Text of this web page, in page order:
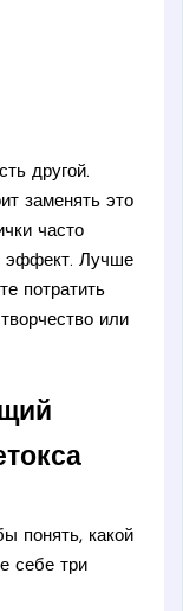
другой.
заменять это
часто
эффект. Лучше
потратить
или
понять, какой
себе три